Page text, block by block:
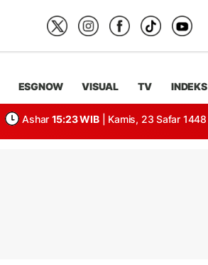
ESGNOW VISUAL TV INDEKS
Ashar 15:23 WIB | Kamis, 23 Safar 1448